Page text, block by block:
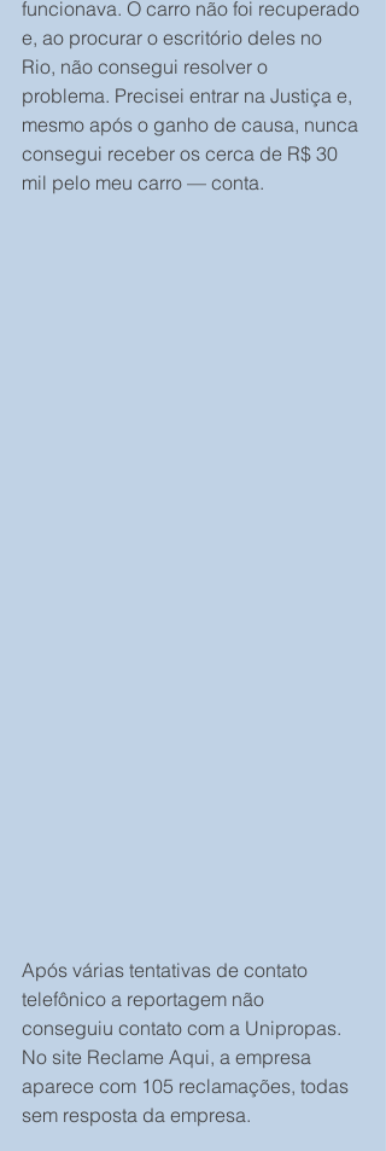
funcionava. O carro não foi recuperado
e, ao procurar o escritório deles no
Rio, não consegui resolver o
problema. Precisei entrar na Justiça e,
mesmo após o ganho de causa, nunca
consegui receber os cerca de R$ 30
mil pelo meu carro — conta.
Após várias tentativas de contato
telefônico a reportagem não
conseguiu contato com a Unipropas.
No site Reclame Aqui, a empresa
aparece com 105 reclamações, todas
sem resposta da empresa.